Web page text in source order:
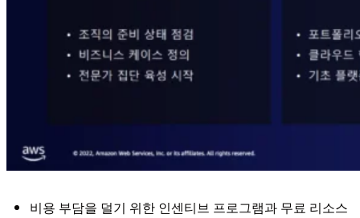
비용 부담을 덜기 위한 인센티브 프로그램과 무료 리소스